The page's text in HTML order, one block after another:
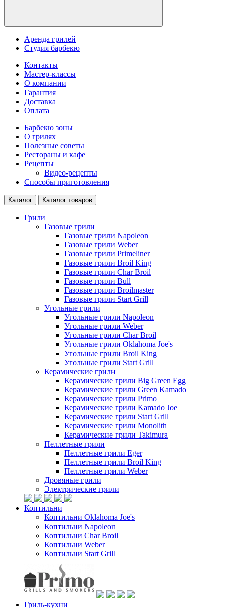
Аренда грилей
Студия барбекю
Контакты
Мастер-классы
О компании
Гарантия
Доставка
Оплата
Барбекю зоны
О грилях
Полезные советы
Рестораны и кафе
Рецепты
Видео-рецепты
Способы приготовления
Каталог Каталог товаров
Грили
Газовые грили
Газовые грили Napoleon
Газовые грили Weber
Газовые грили Primeliner
Газовые грили Broil King
Газовые грили Char Broil
Газовые грили Bull
Газовые грили Broilmaster
Газовые грили Start Grill
Угольные грили
Угольные грили Napoleon
Угольные грили Weber
Угольные грили Char Broil
Угольные грили Oklahoma Joe's
Угольные грили Broil King
Угольные грили Start Grill
Керамические грили
Керамические грили Big Green Egg
Керамические грили Green Kamado
Керамические грили Primo
Керамические грили Kamado Joe
Керамические грили Start Grill
Керамические грили Monolith
Керамические грили Takimura
Пеллетные грили
Пеллетные грили Eger
Пеллетные грили Broil King
Пеллетные грили Weber
Дровяные грили
Электрические грили
Коптильни
Коптильни Oklahoma Joe's
Коптильни Napoleon
Коптильни Char Broil
Коптильни Weber
Коптильни Start Grill
Гриль-кухни